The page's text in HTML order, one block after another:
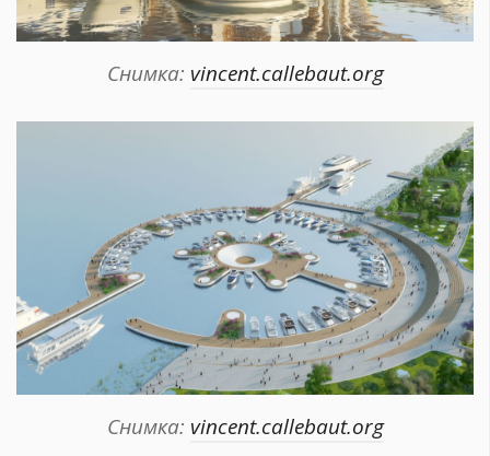
Снимка: vincent.callebaut.org
Снимка: vincent.callebaut.org